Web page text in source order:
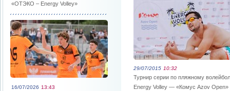
«ОТЭКО – Energy Volley»
16/07/2026 13:43
29/07/2015 10:32
Турнир серии по пляжному
Energy Volley — «Комус Azov Open»